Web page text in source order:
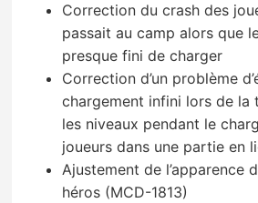
Correction du crash des
passait au camp alors que
presque fini de charger
Correction d’un problème
chargement infini lors de la
les niveaux pendant le
joueurs dans une partie en
Ajustement de l’apparence
héros (MCD-1813)